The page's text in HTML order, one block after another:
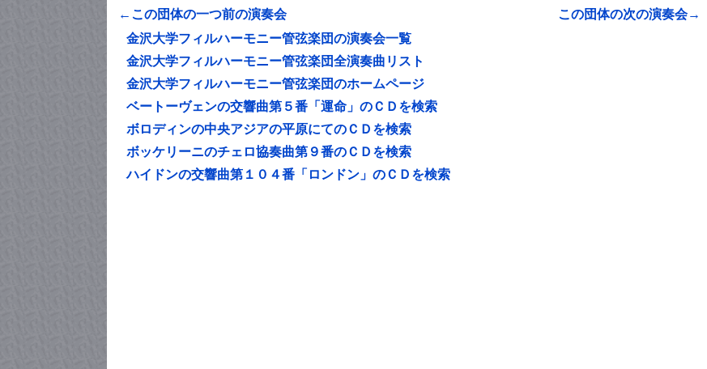
←この団体の一つ前の演奏会
この団体の次の演奏会→
金沢大学フィルハーモニー管弦楽団の演奏会一覧
金沢大学フィルハーモニー管弦楽団全演奏曲リスト
金沢大学フィルハーモニー管弦楽団のホームページ
ベートーヴェンの交響曲第５番「運命」のＣＤを検索
ボロディンの中央アジアの平原にてのＣＤを検索
ボッケリーニのチェロ協奏曲第９番のＣＤを検索
ハイドンの交響曲第１０４番「ロンドン」のＣＤを検索